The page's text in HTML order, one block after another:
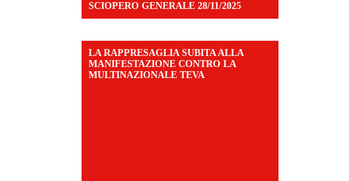
SCIOPERO GENERALE 28/11/2025
LA RAPPRESAGLIA SUBITA ALLA
MANIFESTAZIONE CONTRO LA
MULTINAZIONALE TEVA